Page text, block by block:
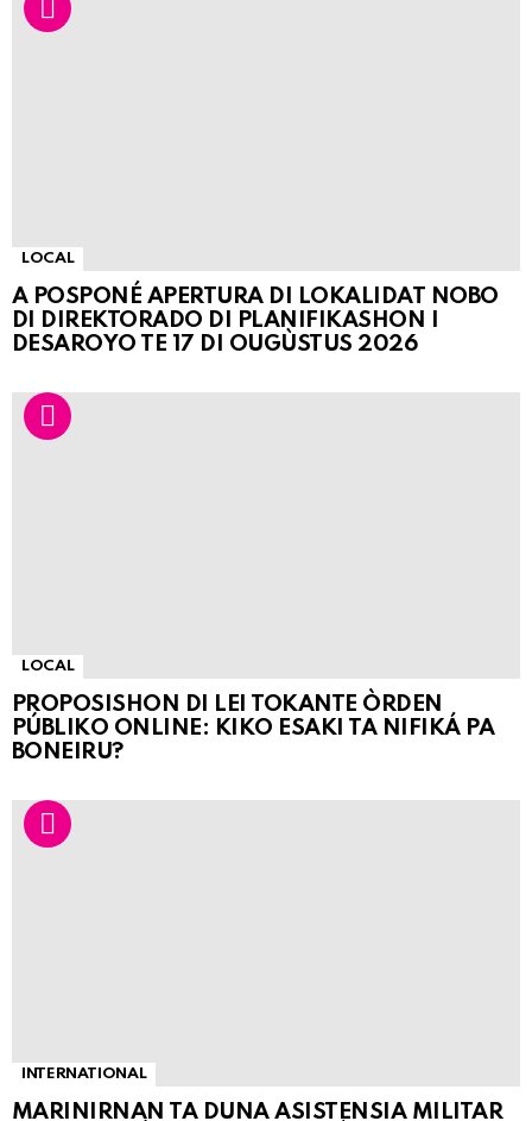
LOCAL
A POSPONÉ APERTURA DI LOKALIDAT NOBO
DI DIREKTORADO DI PLANIFIKASHON I
DESAROYO TE 17 DI OUGÙSTUS 2026
LOCAL
PROPOSISHON DI LEI TOKANTE ÒRDEN
PÚBLIKO ONLINE: KIKO ESAKI TA NIFIKÁ PA
BONEIRU?
INTERNATIONAL
MARINIRNAN TA DUNA ASISTENSIA MILITAR